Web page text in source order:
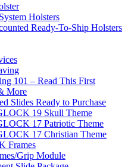
Holsters
Ready-To-Ship Holsters
101 – Read This First
More
Slides Ready to Purchase
19 Skull Theme
17 Patriotic Theme
17 Christian Theme
Frames
Grip Module